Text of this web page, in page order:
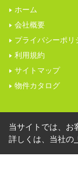
ホーム
会社概要
プライバシーポリ
利用規約
サイトマップ
物件カタログ
当サイトでは、お
詳しくは、当社の